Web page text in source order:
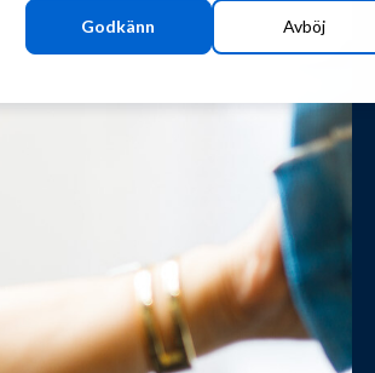
Godkänn Avböj